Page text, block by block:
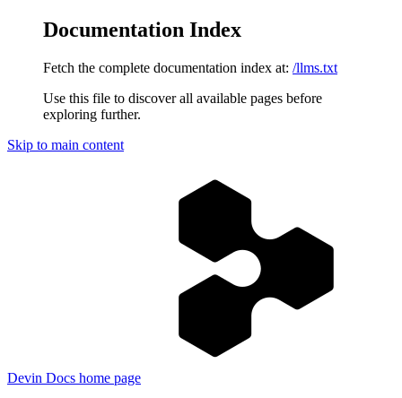
Documentation Index
Fetch the complete documentation index at: /llms.txt
Use this file to discover all available pages before
exploring further.
Skip to main content
Devin Docs home page